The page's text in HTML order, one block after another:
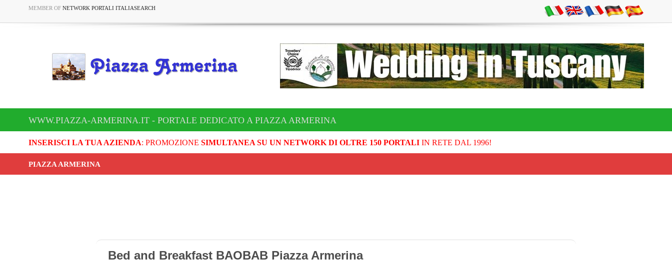
MEMBER OF NETWORK PORTALI ITALIASEARCH
WWW.PIAZZA-ARMERINA.IT - PORTALE DEDICATO A PIAZZA ARMERINA
INSERISCI LA TUA AZIENDA: PROMOZIONE SIMULTANEA SU UN NETWORK DI OLTRE 150 PORTALIIN RETE DAL 1996!
PIAZZA ARMERINA
Bed and Breakfast BAOBAB Piazza Armerina